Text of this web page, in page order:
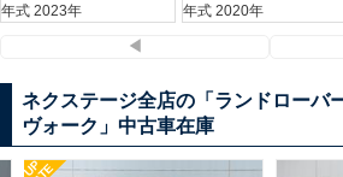
年式 2023年
年式 2020年
◀
ネクステージ全店の「ランドローバ
ヴォーク」中古車在庫